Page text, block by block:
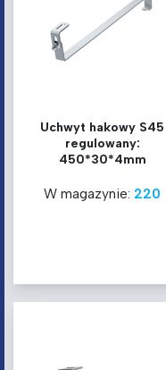
Uchwyt hakowy S45
regulowany:
450*30*4mm
W magazynie: 220